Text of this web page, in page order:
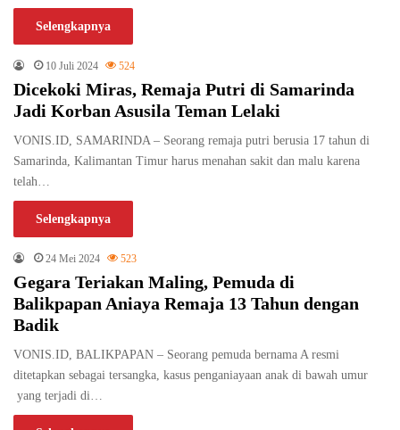
Selengkapnya
10 Juli 2024 524
Dicekoki Miras, Remaja Putri di Samarinda
Jadi Korban Asusila Teman Lelaki
VONIS.ID, SAMARINDA – Seorang remaja putri berusia 17 tahun di
Samarinda, Kalimantan Timur harus menahan sakit dan malu karena
telah…
Selengkapnya
24 Mei 2024 523
Gegara Teriakan Maling, Pemuda di
Balikpapan Aniaya Remaja 13 Tahun dengan
Badik
VONIS.ID, BALIKPAPAN – Seorang pemuda bernama A resmi
ditetapkan sebagai tersangka, kasus penganiayaan anak di bawah umur
yang terjadi di…